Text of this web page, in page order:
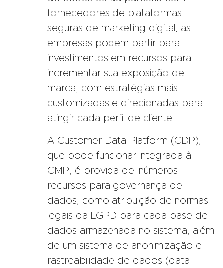
fornecedores de plataformas
seguras de marketing digital, as
empresas podem partir para
investimentos em recursos para
incrementar sua exposição de
marca, com estratégias mais
customizadas e direcionadas para
atingir cada perfil de cliente.
A Customer Data Platform (CDP),
que pode funcionar integrada à
CMP, é provida de inúmeros
recursos para governança de
dados, como atribuição de normas
legais da LGPD para cada base de
dados armazenada no sistema, além
de um sistema de anonimização e
rastreabilidade de dados (data